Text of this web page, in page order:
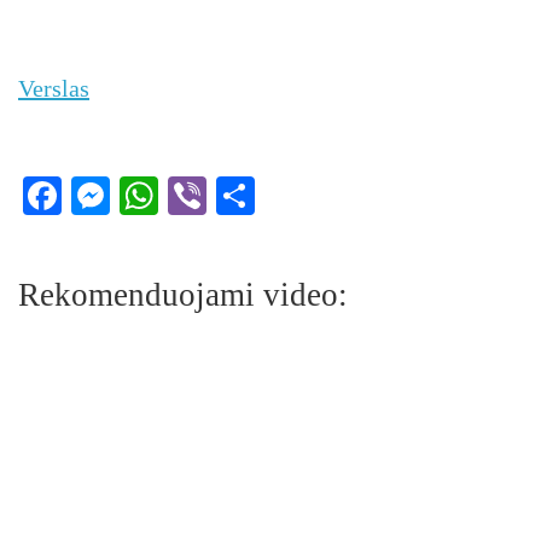
Verslas
Facebook
Messenger
WhatsApp
Viber
Rekomenduojami video: